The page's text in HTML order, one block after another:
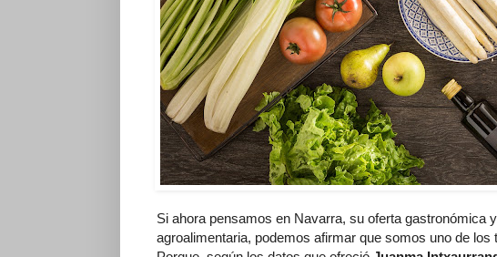
Si ahora pensamos en Navarra, su oferta gastronómica
agroalimentaria, podemos afirmar que somos uno de